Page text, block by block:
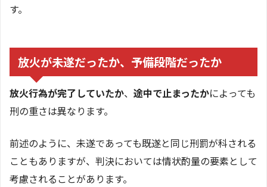
す。
放火が未遂だったか、予備段階だったか
放火行為が完了していたか、 途中で止まったかによっても
刑の重さは異なります。
前述のように、未遂であっても既遂と同じ刑罰が科される
こともありますが、判決においては情状酌量の要素として
考慮されることがあります。